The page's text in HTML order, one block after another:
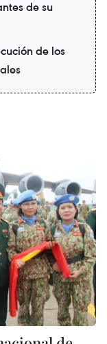
de su
de los